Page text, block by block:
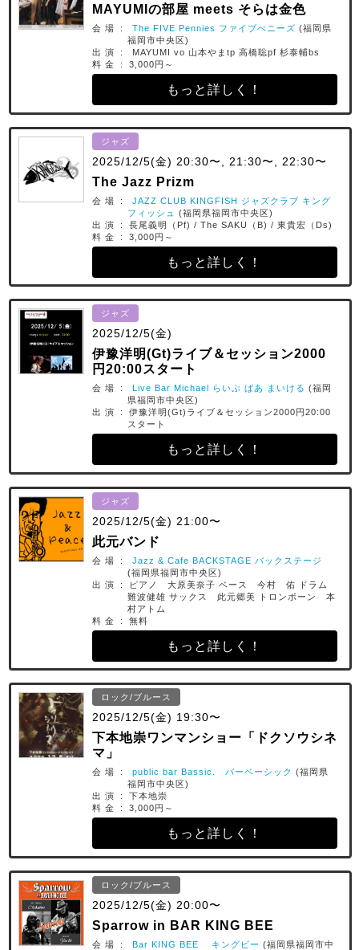
MAYUMIの部屋 meets そらは金色
会 場 : The FIVE Pennies ファイブぺニーズ (福岡県
福岡市中央区)
出 演 : MAYUMI vo 山本やまtp 高橋聡pf 杉泰輔bs
料 金 : 3,000円～
もっと詳しく！
ジャズ
2025/12/5(金) 20:30〜, 21:30〜, 22:30〜
The Jazz Prizm
会 場 : JAZZ CLUB KINGFISH ジャズクラブ キング
フィッシュ
(福岡県福岡市中央区)
出 演 : 長尾義明（Pf) / The SAKU（B) / 東貴宏（Ds)
料 金 : 3,000円～
もっと詳しく！
ジャズ
2025/12/5(金)
伊豫洋明(Gt)ライブ＆セッション2000
円20:00スタート
会 場 : Live Bar Michael らいぶ ばあ まいける (福岡
県福岡市中央区)
出 演 : 伊豫洋明(Gt)ライブ＆セッション2000円20:00
スタート
もっと詳しく！
ジャズ
2025/12/5(金) 21:00〜
此元バンド
会 場 : Jazz & Cafe BACKSTAGE バックステージ
(福岡県福岡市中央区)
出 演 : ピアノ 大原美奈子 ベース 今村 佑 ドラム
難波健雄 サックス 此元郷美 トロンボーン 本
村アトム
料 金 : 無料
もっと詳しく！
ロック/ブルース
2025/12/5(金) 19:30〜
下本地崇ワンマンショー「ドクソウシネ
マ」
会 場 : public bar Bassic. バーベーシック (福岡県
福岡市中央区)
出 演 : 下本地崇
料 金 : 3,000円～
もっと詳しく！
ロック/ブルース
2025/12/5(金) 20:00〜
Sparrow in BAR KING BEE
会 場 : Bar KING BEE キングビー (福岡県福岡市中